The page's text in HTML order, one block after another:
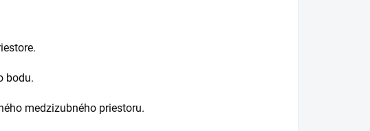
bodu.
medzizubného priestoru.